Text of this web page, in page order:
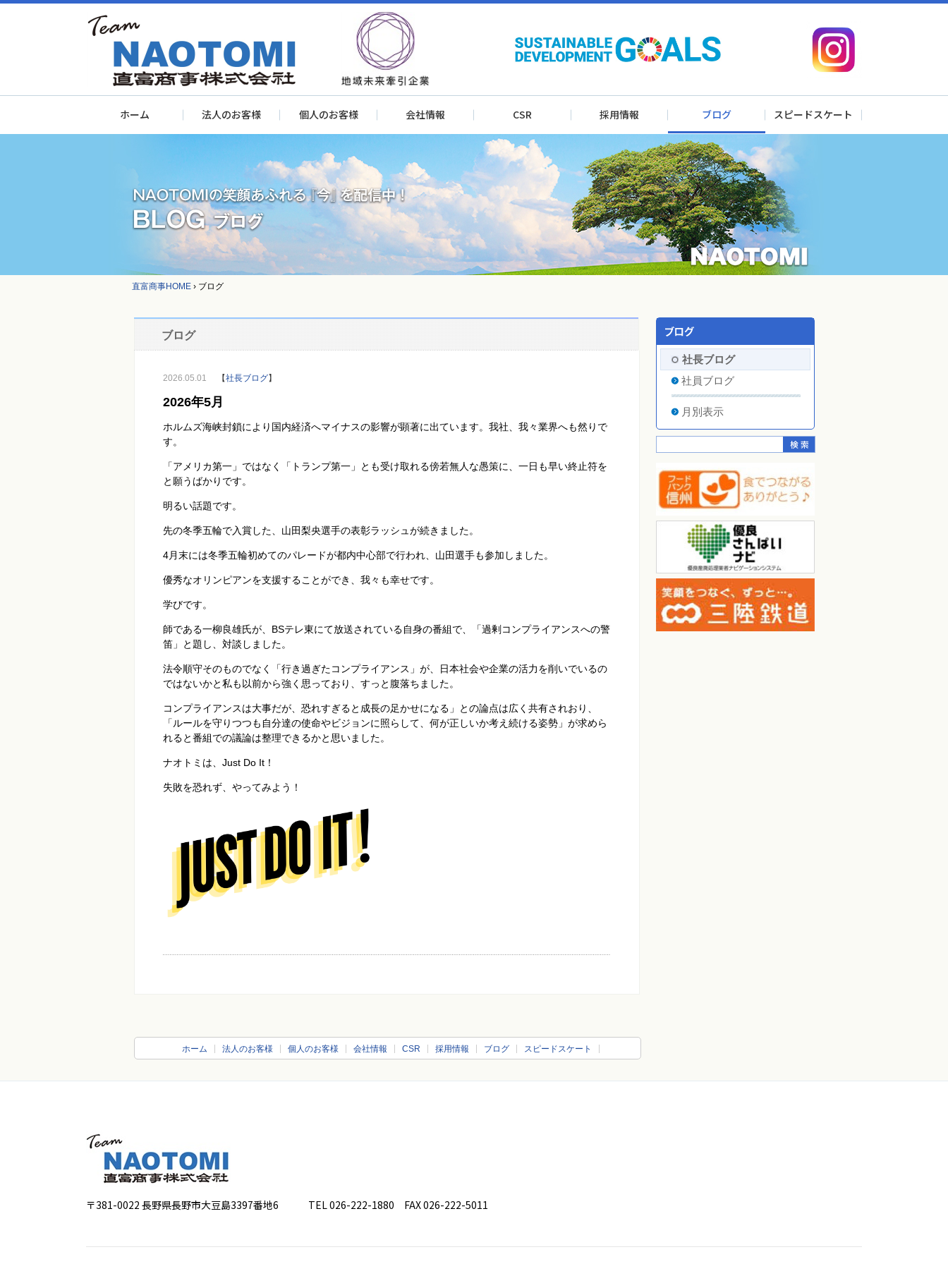
ホーム 法人のお客様 個人のお客様 会社情報 CSR 採用情報 ブログ スピードスケート
直富商事HOME › ブログ
ブログ
2026.05.01 【社長ブログ】
2026年5月
ホルムズ海峡封鎖により国内経済へマイナスの影響が顕著に出ています。我社、我々業界へも然りで
す。
「アメリカ第一」ではなく「トランプ第一」とも受け取れる傍若無人な愚策に、一日も早い終止符を
と願うばかりです。
明るい話題です。
先の冬季五輪で入賞した、山田梨央選手の表彰ラッシュが続きました。
4月末には冬季五輪初めてのパレードが都内中心部で行われ、山田選手も参加しました。
優秀なオリンピアンを支援することができ、我々も幸せです。
学びです。
師である一柳良雄氏が、 BSテレ東にて放送されている自身の番組で、「過剰コンプライアンスへの警
笛」と題し、対談しました。
法令順守そのものでなく「行き過ぎたコンプライアンス」が、日本社会や企業の活力を削いでいるの
ではないかと私も以前から強く思っており、すっと腹落ちました。
コンプライアンスは大事だが、恐れすぎると成長の足かせになる」との論点は広く共有されおり、
「ルールを守りつつも自分達の使命やビジョンに照らして、何が正しいか考え続ける姿勢」が求めら
れると番組での議論は整理できるかと思いました。
ナオトミは、 Just Do It！
失敗を恐れず、やってみよう！
社長ブログ
社員ブログ
月別表示
ホーム 法人のお客様 個人のお客様 会社情報 CSR 採用情報 ブログ スピードスケート
〒381-0022 長野県長野市大豆島3397番地6 TEL 026-222-1880 FAX 026-222-5011